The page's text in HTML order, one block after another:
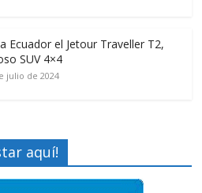
Ecuador el Jetour Traveller T2,
SUV 4×4
julio de 2024
aquí!